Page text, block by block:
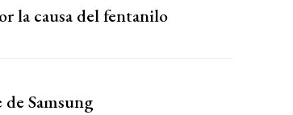
la causa del fentanilo
Samsung